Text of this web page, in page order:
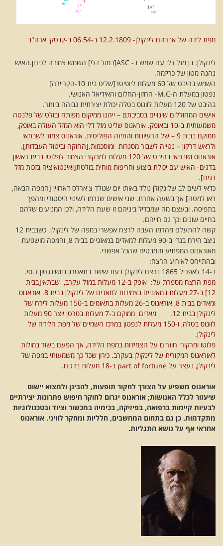
מפת לידה של אברהם לינקולן- 12.2.1809 ב-06.54 ב-קנטקי ארה"ב
לינקולן: בן מזל דלי עם שמש ב- ASC[במזל דלי] השמש צמודה לכירון.האיש
נהנה מטון של כריזמה.
השמש בהיבט של 60 מעלות ליופיטר[שליט בית 10-הקריירה]
נפטון במעלת ה-M.C- החזון-החלום והאידיאל האנושי.
בהיבט של 120 מעלות לוונוס בטלה יכולת יצירתית גבוהה ביותר.
אישים המחוללים שינויים בסביבתם – ייהנו ממיקום מפותח ובולט של פלנטה
משמעותית ב-10 ובאופק. אוראנוס שליט מזל דלי הוא המזל העולה באופק,
ממוקם בבית 9 – של הרעיונות והתיזה הפוליטית. אוראנוס צמוד לשבתאי
ולראש דרקון – נטייה לשבור מסגרות ומוסכמות.[החוקה וביטול העבדות].
אוראנוס ושבתאי בהיבט של 120 מעלות למרקורי הצמוד לפלוטו בבית ראשון
בדגים- האיש עם יכולת ביצוע וחריפות מוחית בולטת[ואינטואיציה בזכות מזל
דגים].
כדאי לשים לב שלינקולן נולד באותו יום שנולד צ'ארלס דארווין [המפה הבאה,
ראו למטה] אך בשעה אחרת. שני אישים שגרמו לשינוי היסטורי ומהפך
בתפיסה. ובעצם מה שמבדיל ביניהם זו שעת הלידה, ולכן המניעים שלהם
בחיים שונים וכך גם חייהם.
קשה להתעלם מהרמז העבה לרצח אפשרי במפה של לינקולן. כשבבית 12
ניצב הירח בגדי ב-90 מעלות למאדים במאזניים בבית 8, והמפה מושפעת
מאוראנוס המפתיע והמבטיח שהכל אפשרי.
ובהתייחס לאירוע הרצח:
ב-14 לאפריל 1865 נרצח לינקולן בעת שישב בתאטרון בוושינגטון ד.סי.
מפת הרצח מספרת על: אופק ב-12 מעלות במזל עקרב, שבתאי[בבית
12] ב-27 מעלות במאזניים בצמידות למאדים של לינקולן בבית 8. אוראנוס
ומאדים בבית 8, אוראנוס ב-26 מעלות בתאומים ב-150 מעלות לירח של
לינקולן בבית 12. מאדים ממוקם ב-7 מעלות בסרטן יוצר 90 מעלות
לוונוס בטלה, ו-150 מעלות לנפטון במרכז השמיים של מפת הלידה של
לינקולן.
פלוטו ומרקורי חוזרים על הצמידות במפת הלידה, אך הפעם בשור במולות
לאוראנוס המקורית של לינקולן בעקרב. כירון שכל כך משמעותי במפה של
לינקולן, נעצר על part of fortune ב-18 מעלות בדגים.
אוראנוס משפיע על הצורך לחקור תופעות, להבינן ולמצוא יישום
שיעזור לכלל האנושות; אוראנוס יגרום לחוקר חיפוש פתרונות יצירתיים
לבעיות קיימות ברפואה, בפיזיקה, בכימיה במכשור וציוד ובטכנולוגיות
מתקדמות. כן גם בתחום המחשבים, חלליות ומחקר לוויני. אוראנוס
אחראי אף על נושא התגליות.